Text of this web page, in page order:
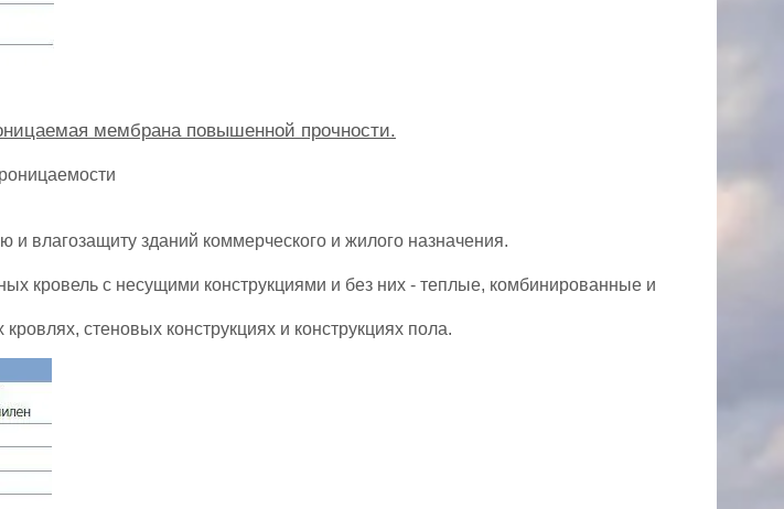
мембрана повышенной прочности.
и влагозащиту зданий коммерческого и жилого назначения.
кровель с несущими конструкциями и без них - теплые, комбинированные и
стеновых конструкциях и конструкциях пола.